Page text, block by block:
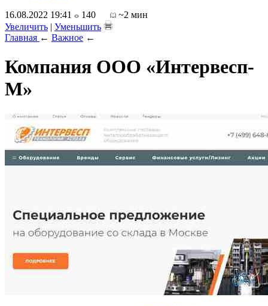
16.08.2022 19:41
140
~2 мин
Увеличить | Уменьшить
Главная ← Важное ←
Компания ООО «Интервесп-
М»